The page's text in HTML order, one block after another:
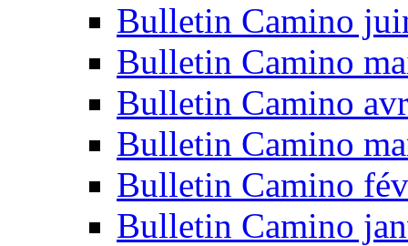
Bulletin Camino
Bulletin Camino
Bulletin Camino
Bulletin Camino
Bulletin Camino
Bulletin Camino